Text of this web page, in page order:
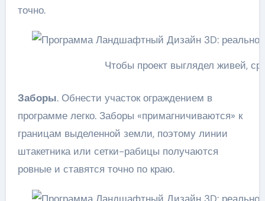
точно.
Чтобы проект выглядел живей,
Заборы. Обнести участок ограждением в
программе легко. Заборы «примагничиваются» к
границам выделенной земли, поэтому линии
штакетника или сетки-рабицы получаются
ровные и ставятся точно по краю.